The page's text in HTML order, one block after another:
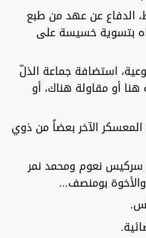
الدفاع عن عهد من طبع
بتسوية خسيسة على
استضافة جماعة الذلّ
أو مقاولة هناك، أو
الآخر بعضاً من ذوي
سركيس نعوم ومحمد نمر
بومنصف...